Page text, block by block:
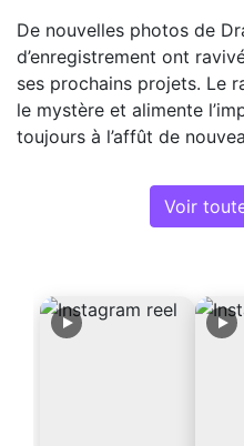
De nouvelles photos de
d’enregistrement ont
ses prochains projets. Le
le mystère et alimente
toujours à l’affût de
Voir